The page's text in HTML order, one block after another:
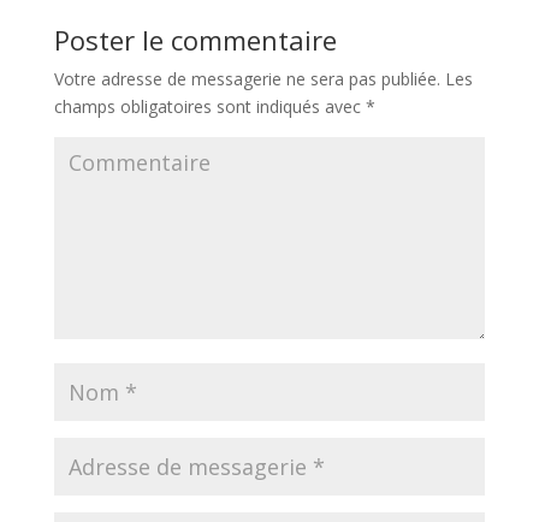
Poster le commentaire
Votre adresse de messagerie ne sera pas publiée. Les
champs obligatoires sont indiqués avec *